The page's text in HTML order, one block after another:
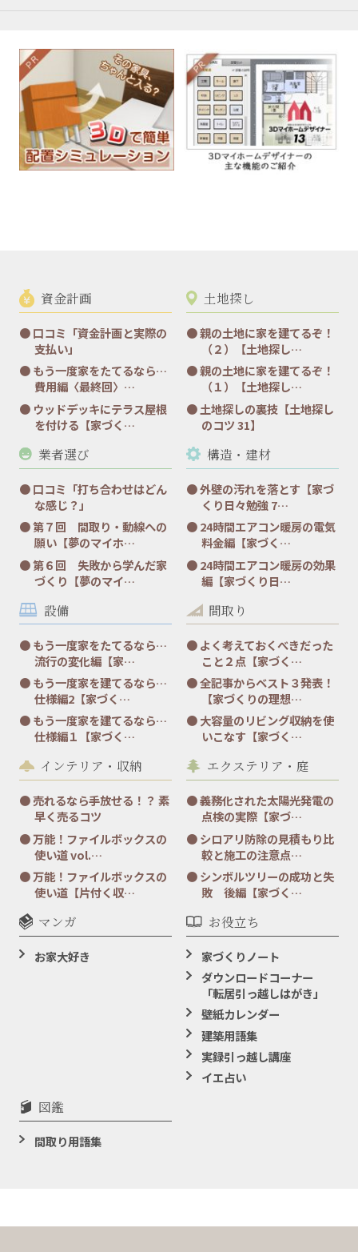
資金計画
口コミ「資金計画と実際の
支払い」
もう一度家をたてるなら…
費用編〈最終回〉…
ウッドデッキにテラス屋根
を付ける【家づく…
土地探し
親の土地に家を建てるぞ！
（２）【土地探し…
親の土地に家を建てるぞ！
（１）【土地探し…
土地探しの裏技【土地探し
のコツ 31】
業者選び
口コミ「打ち合わせはどん
な感じ？」
第７回 間取り・動線への
願い【夢のマイホ…
第６回 失敗から学んだ家
づくり【夢のマイ…
構造・建材
外壁の汚れを落とす【家づ
くり日々勉強 7…
24時間エアコン暖房の電気
料金編【家づく…
24時間エアコン暖房の効果
編【家づくり日…
設備
もう一度家をたてるなら…
流行の変化編【家…
もう一度家を建てるなら…
仕様編2【家づく…
もう一度家を建てるなら…
仕様編１【家づく…
間取り
よく考えておくべきだった
こと２点【家づく…
全記事からベスト３発表！
【家づくりの理想…
大容量のリビング収納を使
いこなす【家づく…
インテリア・収納
売れるなら手放せる！？ 素
早く売るコツ
万能！ファイルボックスの
使い道 vol.…
万能！ファイルボックスの
使い道【片付く収…
エクステリア・庭
義務化された太陽光発電の
点検の実際【家づ…
シロアリ防除の見積もり比
較と施工の注意点…
シンボルツリーの成功と失
敗 後編【家づく…
マンガ
お家大好き
お役立ち
家づくりノート
ダウンロードコーナー
「転居引っ越しはがき」
壁紙カレンダー
建築用語集
実録引っ越し講座
イエ占い
図鑑
間取り用語集